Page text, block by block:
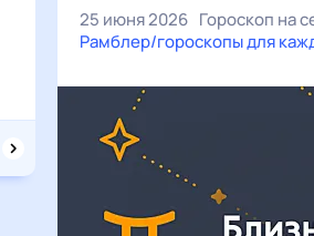
25 июня 2026 Гороскоп на
Рамблер/гороскопы для